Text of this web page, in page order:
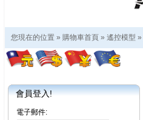
您現在的位置 » 購物車首頁 » 遙控模型 »
會員登入!
電子郵件: